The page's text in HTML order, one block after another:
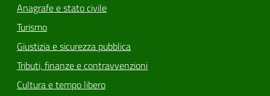
Anagrafe e stato civile
Turismo
Giustizia e sicurezza pubblica
Tributi, finanze e contravvenzioni
Cultura e tempo libero